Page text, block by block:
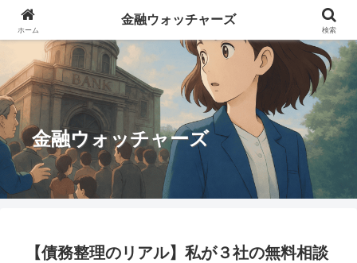
金融ウォッチャーズ
【債務整理のリアル】私が３社の無料相談
ホーム
金融ウォッチャーズ
検索